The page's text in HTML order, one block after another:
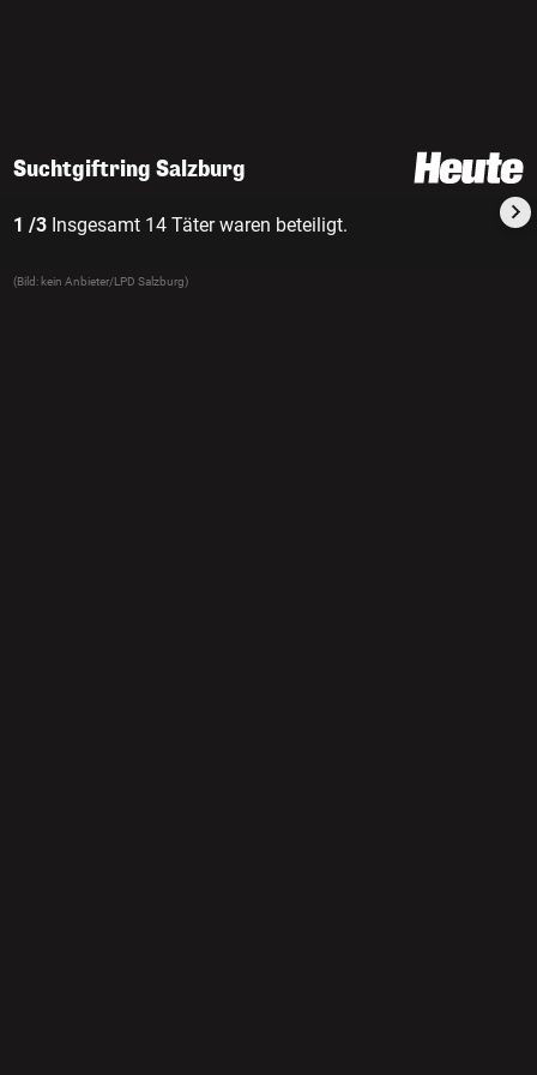
Suchtgiftring Salzburg
1 /3 Insgesamt 14 Täter waren beteiligt.
(Bild: kein Anbieter/LPD Salzburg)